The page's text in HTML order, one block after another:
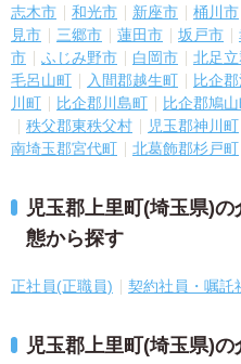
志木市
和光市 新座市 桶川市
見市
三郷市 蓮田市 坂戸市
市
ふじみ野市 白岡市 北足
毛呂山町
入間郡越生町 比企
川町
比企郡川島町 比企郡鳩
秩父郡東秩父村
児玉郡神川町
南埼玉郡宮代町
北葛飾郡杉戸町
児玉郡上里町(埼玉県)
態から探す
正社員(正職員) 契約社員・嘱託
児玉郡上里町(埼玉県)